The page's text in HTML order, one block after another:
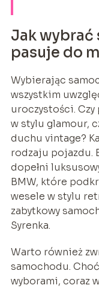
Jak
pasuje do
Wybierając
wszystkim
uroczystości.
w stylu glamour,
duchu vintage?
rodzaju pojazdu.
dopełni
BMW, które
wesele w stylu
zabytkowy
Syrenka.
Warto również
samochodu.
wyborami, coraz